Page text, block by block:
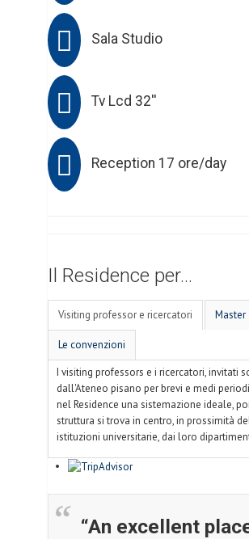
Sala Studio
Tv Lcd 32''
Reception 17 ore/day
Il Residence per...
Visiting professor e ricercatori Master
Le convenzioni
I visiting professors e i ricercatori, invitati
dall'Ateneo pisano per brevi e medi
nel Residence una sistemazione ideale,
struttura si trova in centro, in prossimità
istituzioni universitarie, dai loro
“An excellent